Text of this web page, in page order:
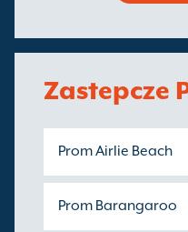
Zastepcze
Prom Airlie Beach
Prom Barangaroo